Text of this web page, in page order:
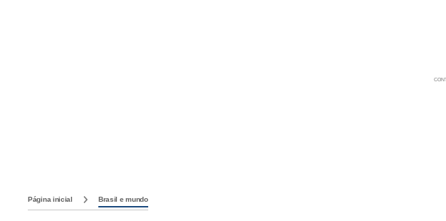
Página inicial Brasil e mundo